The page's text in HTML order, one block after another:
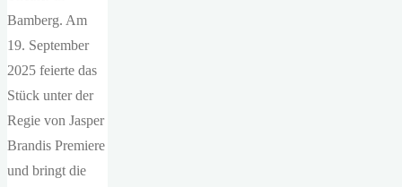
Bamberg. Am
19. September
2025 feierte das
Stück unter der
Regie von Jasper
Brandis Premiere
und bringt die